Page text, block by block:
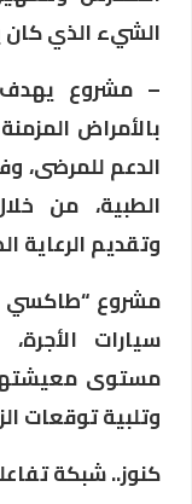
الشيء الذي
– مشروع
بالأمراض
الدعم للمرضى،
الطبية، من
وتقديم الرعاية
مشروع “طاكسي
سيارات
مستوى
وتلبية توقعات
كنوز.. شبكة